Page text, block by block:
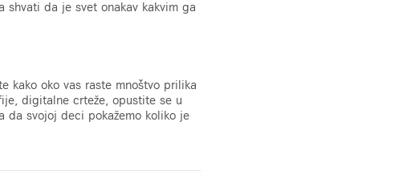
shvati da je svet onakav kakvim ga
kako oko vas raste mnoštvo prilika
digitalne crteže, opustite se u
da svojoj deci pokažemo koliko je